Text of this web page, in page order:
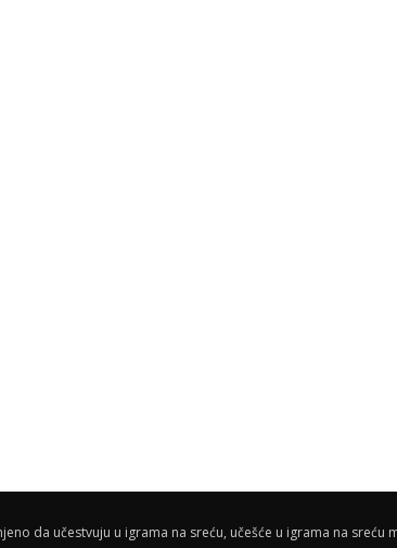
da učestvuju u igrama na sreću, učešće u igrama na sreću